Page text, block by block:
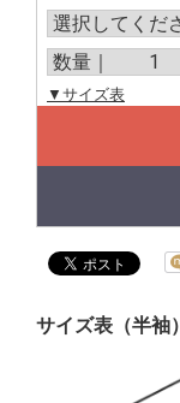
▼サイズ表
サイズ表（半袖）